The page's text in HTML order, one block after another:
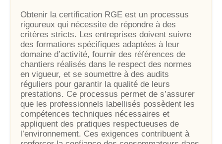
Obtenir la certification RGE est un processus
rigoureux qui nécessite de répondre à des
critères stricts. Les entreprises doivent suivre
des formations spécifiques adaptées à leur
domaine d’activité, fournir des références de
chantiers réalisés dans le respect des normes
en vigueur, et se soumettre à des audits
réguliers pour garantir la qualité de leurs
prestations. Ce processus permet de s’assurer
que les professionnels labellisés possèdent les
compétences techniques nécessaires et
appliquent des pratiques respectueuses de
l’environnement. Ces exigences contribuent à